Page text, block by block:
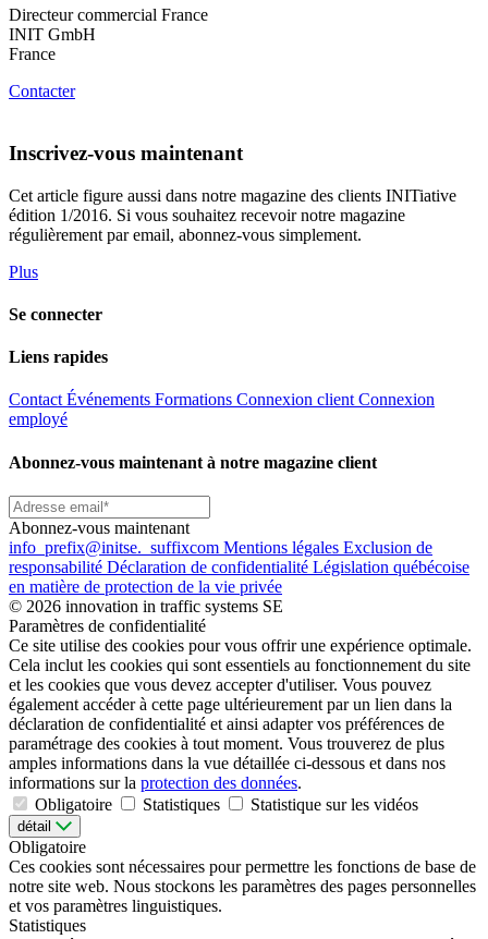
Directeur commercial France
INIT GmbH
France
Contacter
Inscrivez-vous maintenant
Cet article figure aussi dans notre magazine des clients INITiative
édition 1/2016. Si vous souhaitez recevoir notre magazine
régulièrement par email, abonnez-vous simplement.
Plus
Se connecter
Liens rapides
Contact Événements Formations Connexion client Connexion
employé
Abonnez-vous maintenant à notre magazine client
Abonnez-vous maintenant
info _prefix@initse. _suffixcom Mentions légales Exclusion de
responsabilité Déclaration de confidentialité Législation québécoise
en matière de protection de la vie privée
© 2026 innovation in traffic systems SE
Paramètres de confidentialité
Ce site utilise des cookies pour vous offrir une expérience optimale.
Cela inclut les cookies qui sont essentiels au fonctionnement du site
et les cookies que vous devez accepter d'utiliser. Vous pouvez
également accéder à cette page ultérieurement par un lien dans la
déclaration de confidentialité et ainsi adapter vos préférences de
paramétrage des cookies à tout moment. Vous trouverez de plus
amples informations dans la vue détaillée ci-dessous et dans nos
informations sur la protection des données.
Obligatoire
Statistiques Statistique sur les vidéos
détail
Obligatoire
Ces cookies sont nécessaires pour permettre les fonctions de base de
notre site web. Nous stockons les paramètres des pages personnelles
et vos paramètres linguistiques.
Statistiques